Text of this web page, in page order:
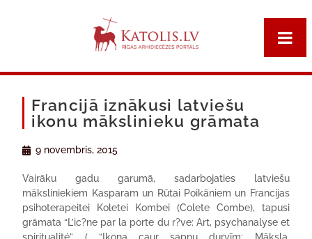
Francijā iznākusi latviešu
ikonu mākslinieku grāmata
9 novembris, 2015
Vairāku gadu garumā, sadarbojaties latviešu
māksliniekiem Kasparam un Rūtai Poikāniem un Francijas
psihoterapeitei Koletei Kombei (Colete Combe), tapusi
grāmata “L’ic?ne par la porte du r?ve: Art, psychanalyse et